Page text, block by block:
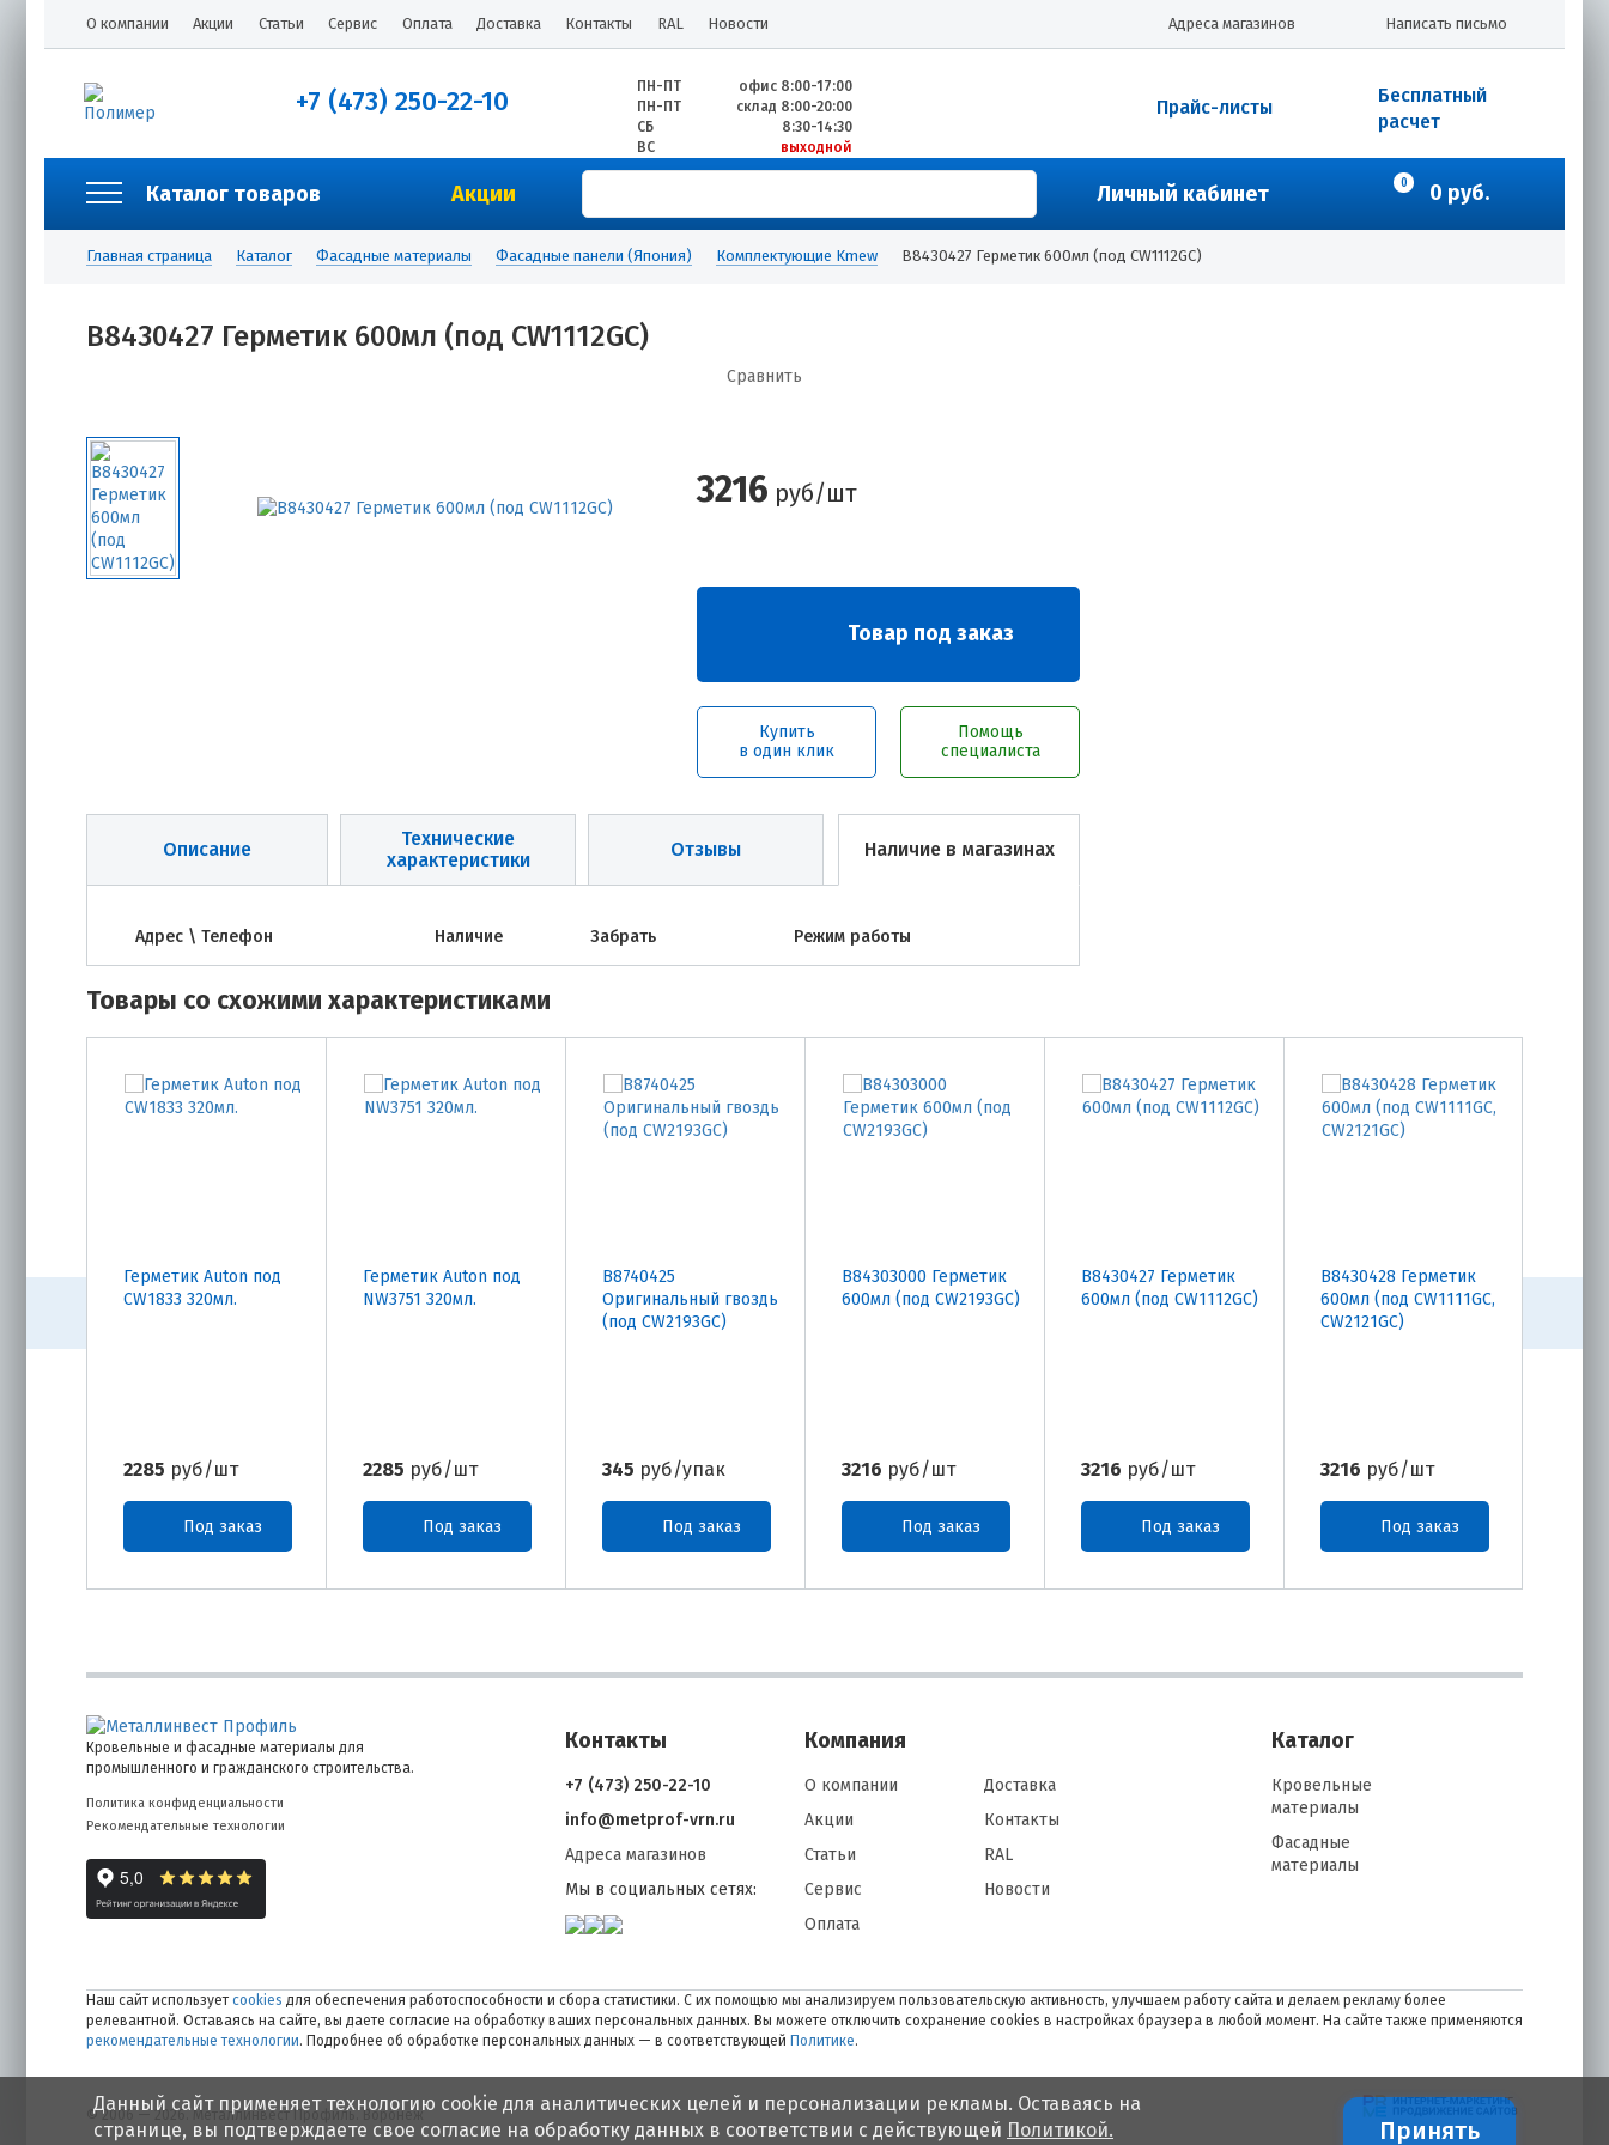
О компании Акции Статьи Сервис Оплата Доставка Контакты RAL Новости Написать письмо
Адреса магазинов
+7 (473) 250-22-10 ПН-ПТ
офис 8:00-17:00
ПН-ПТ
склад 8:00-20:00
СБ
8:30-14:30
ВС
выходной
Бесплатный
расчет
Прайс-листы
Каталог товаров Акции Личный кабинет 0 0 руб.
Главная страница Каталог Фасадные материалы Фасадные панели (Япония) Комплектующие Kmew B8430427 Герметик 600мл (под CW1112GC)
B8430427 Герметик 600мл (под CW1112GC)
Сравнить
3216 руб/шт
Товар под заказ
Купить
в один клик
Помощь
специалиста
Описание
Технические
характеристики
Отзывы Наличие в магазинах
Адрес \ Телефон Наличие Забрать Режим работы
Товары со схожими характеристиками
Герметик Auton под
CW1833 320мл.
2285 руб/шт
Под заказ
Герметик Auton под
NW3751 320мл.
2285 руб/шт
Под заказ
B8740425
Оригинальный гвоздь
(под CW2193GC)
345 руб/упак
Под заказ
B84303000 Герметик
600мл (под CW2193GC)
3216 руб/шт
Под заказ
B8430427 Герметик
600мл (под CW1112GC)
3216 руб/шт
Под заказ
B8430428 Герметик
600мл (под CW1111GC,
CW2121GC)
3216 руб/шт
Под заказ
Кровельные и фасадные материалы для
промышленного и гражданского строительства.
Политика конфиденциальности
Рекомендательные технологии
Контакты
+7 (473) 250-22-10
info@metprof-vrn.ru
Адреса магазинов
Мы в социальных сетях:
Компания
О компании
Акции
Статьи
Сервис
Оплата
Доставка
Контакты
RAL
Новости
Каталог
Кровельные
материалы
Фасадные
материалы
Наш сайт использует cookies для обеспечения работоспособности и сбора статистики. С их помощью мы анализируем пользовательскую активность, улучшаем работу сайта и делаем рекламу более
релевантной. Оставаясь на сайте, вы даете согласие на обработку ваших персональных данных. Вы можете отключить сохранение cookies в настройках браузера в любой момент. На сайте также применяются
рекомендательные технологии. Подробнее об обработке персональных данных — в соответствующей Политике.
© 2006 — 2026. Металлинвест Профиль. Воронеж
Данный сайт применяет технологию cookie для аналитических целей и персонализации рекламы. Оставаясь на
странице, вы подтверждаете свое согласие на обработку данных в соответствии с действующей Политикой. Принять